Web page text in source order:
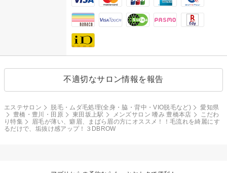
不適切なサロン情報を報告
エステサロン 脱毛・ムダ毛処理(全身・脇・背中・VIO脱毛など)
愛知県
豊橋・豊川・田原
東田坂上駅 メンズサロン 嗜み 豊橋本店
こだわ
り特集
眉毛が薄い、癖眉、まばら眉の方にオススメ！！毛流れを綺麗にす
るだけで、垢抜け感アップ！３DBROW